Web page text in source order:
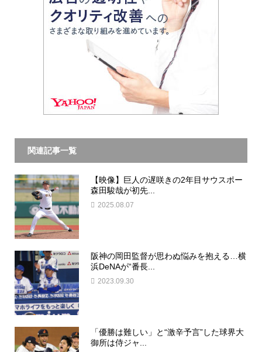
関連記事一覧
【映像】巨人の遅咲きの2年目サウスポー
森田駿哉が初先...
2025.08.07
阪神の岡田監督が思わぬ悩みを抱える…横
浜DeNAが“番長...
2023.09.30
「優勝は難しい」と“激辛予言”した球界大
御所は侍ジャ...